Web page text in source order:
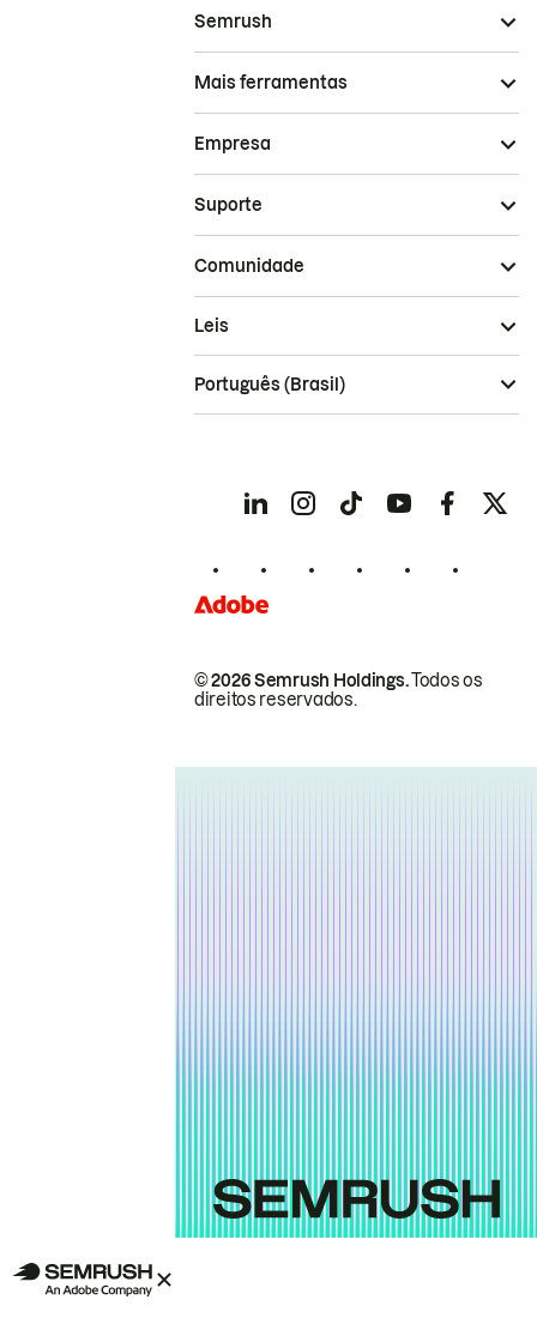
Semrush
Mais ferramentas
Empresa
Suporte
Comunidade
© 2026 Semrush Holdings.Todos os
direitos reservados.
Leis
Português (Brasil)